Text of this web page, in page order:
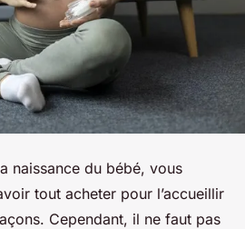
naissance du bébé, vous
tout acheter pour l’accueillir
Cependant, il ne faut pas